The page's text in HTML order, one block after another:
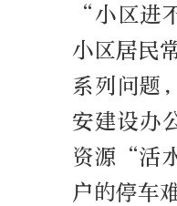
“小区进
小区居民
系列问题
安建设办
资源“活
户的停车